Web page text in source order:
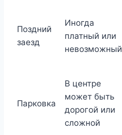
Поздний
заезд
Иногда
платный или
невозможный
Парковка
В центре
может быть
дорогой или
сложной